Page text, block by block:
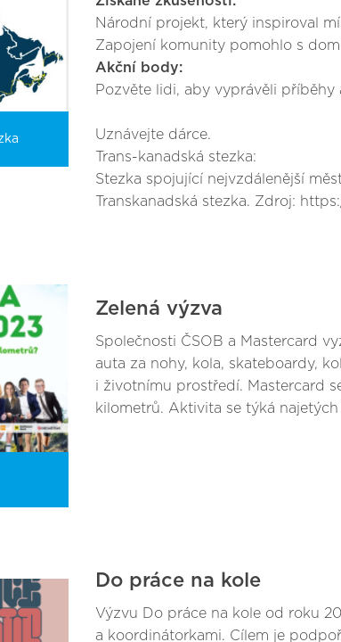
Národní projekt, který inspiroval
Zapojení komunity pomohlo s
Akční body:
Pozvěte lidi, aby vyprávěli příběhy
Uznávejte dárce.
Trans-kanadská stezka:
Stezka spojující nejvzdálenější
Transkanadská stezka. Zdroj:
Zelená výzva
Společnosti ČSOB a Mastercard
auta za nohy, kola, skateboardy,
i životnímu prostředí. Mastercard
kilometrů. Aktivita se týká
Do práce na kole
Výzvu Do práce na kole od roku
a koordinátorkami. Cílem je